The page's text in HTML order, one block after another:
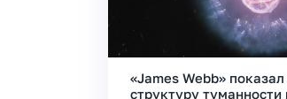
«James Webb»
структуру туманности